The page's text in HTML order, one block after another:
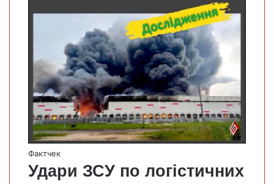
Фактчек
Удари ЗСУ по логістичних